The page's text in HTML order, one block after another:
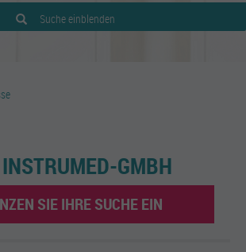
Suche einblenden
GMBH
SIE IHRE SUCHE EIN